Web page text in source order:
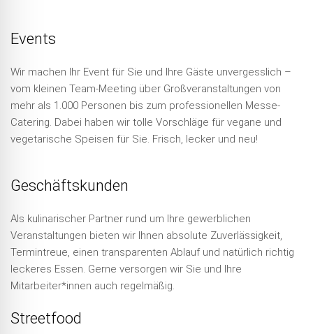
Events
Wir machen Ihr Event für Sie und Ihre Gäste unvergesslich –
vom kleinen Team-Meeting über Großveranstaltungen von
mehr als 1.000 Personen bis zum professionellen Messe-
Catering. Dabei haben wir tolle Vorschläge für vegane und
vegetarische Speisen für Sie. Frisch, lecker und neu!
Geschäftskunden
Als kulinarischer Partner rund um Ihre gewerblichen
Veranstaltungen bieten wir Ihnen absolute Zuverlässigkeit,
Termintreue, einen transparenten Ablauf und natürlich richtig
leckeres Essen. Gerne versorgen wir Sie und Ihre
Mitarbeiter*innen auch regelmäßig.
Streetfood